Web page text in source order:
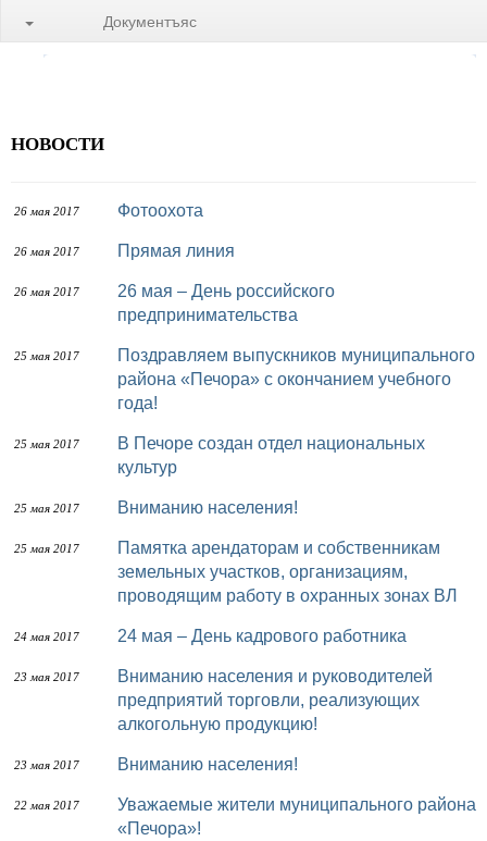
Документъяс
НОВОСТИ
26 мая 2017 Фотоохота
26 мая 2017 Прямая линия
26 мая 2017
26 мая – День российского
предпринимательства
25 мая 2017
Поздравляем выпускников муниципального
района «Печора» с окончанием учебного
года!
25 мая 2017
В Печоре создан отдел национальных
культур
25 мая 2017 Вниманию населения!
25 мая 2017
Памятка арендаторам и собственникам
земельных участков, организациям,
проводящим работу в охранных зонах ВЛ
24 мая 2017 24 мая – День кадрового работника
23 мая 2017
Вниманию населения и руководителей
предприятий торговли, реализующих
алкогольную продукцию!
23 мая 2017 Вниманию населения!
22 мая 2017
Уважаемые жители муниципального района
«Печора»!